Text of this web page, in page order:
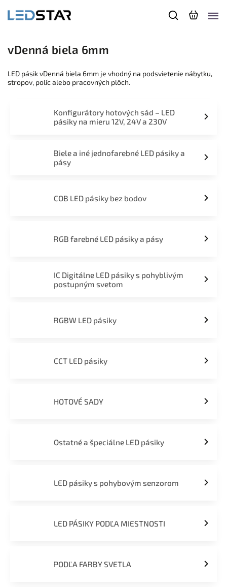
vDenná biela 6mm
LED pásik vDenná biela 6mm je vhodný na podsvietenie nábytku,
stropov, políc alebo pracovných plôch.
Konfigurátory hotových sád – LED
pásiky na mieru 12V, 24V a 230V
Biele a iné jednofarebné LED pásiky a
pásy
COB LED pásiky bez bodov
RGB farebné LED pásiky a pásy
IC Digitálne LED pásiky s pohyblivým
postupným svetom
RGBW LED pásiky
CCT LED pásiky
HOTOVÉ SADY
Ostatné a špeciálne LED pásiky
LED pásiky s pohybovým senzorom
LED PÁSIKY PODĽA MIESTNOSTI
PODĽA FARBY SVETLA